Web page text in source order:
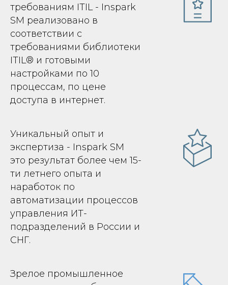
требованиям ITIL - Inspark
SM реализовано в
соответствии с
требованиями библиотеки
ITIL® и готовыми
настройками по 10
процессам, по цене
доступа в интернет.
Уникальный опыт и
экспертиза - Inspark SM
это результат более чем 15-
ти летнего опыта и
наработок по
автоматизации процессов
управления ИТ-
подразделений в России и
СНГ.
Зрелое промышленное